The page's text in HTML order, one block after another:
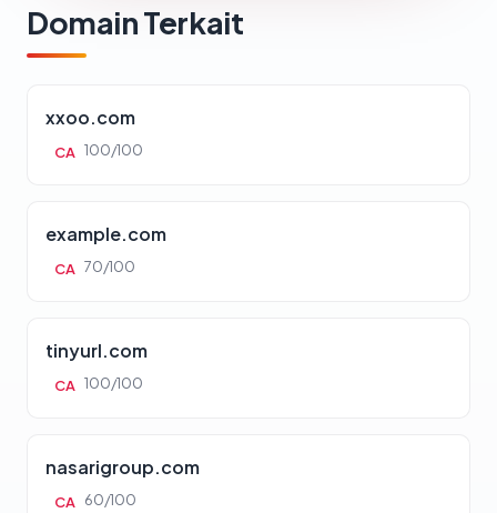
Domain Terkait
xxoo.com
CA 100/100
example.com
CA 70/100
tinyurl.com
CA 100/100
nasarigroup.com
CA 60/100